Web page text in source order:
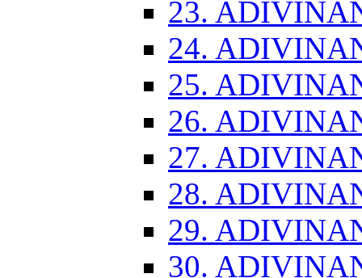
23.
24.
25.
26.
27.
28.
29.
30.